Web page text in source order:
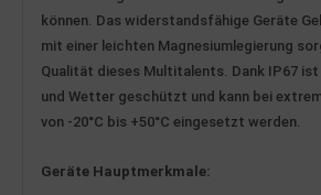
können. Das widerstandsfähige Geräte
mit einer leichten Magnesiumlegierung
Qualität dieses Multitalents. Dank IP67 ist
und Wetter geschützt und kann bei
von -20°C bis +50°C eingesetzt werden.
Geräte Hauptmerkmale: